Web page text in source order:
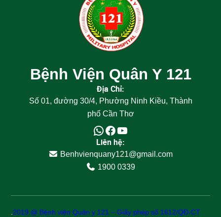
Bệnh Viện Quân Y 121
Địa Chỉ:
Số 01, đường 30/4, Phường Ninh Kiều, Thành
phố Cần Thơ
Liên hệ:
Benhvienquany121@gmail.com
1900 0339
2019 @ Bệnh viện Quân y 121 – Giấy phép số 1612/QĐ-CT